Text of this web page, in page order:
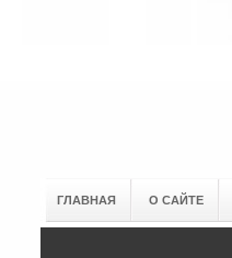
ГЛАВНАЯ О САЙТЕ